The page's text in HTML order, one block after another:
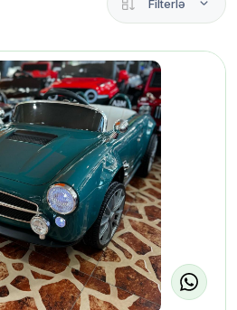
Filterlə